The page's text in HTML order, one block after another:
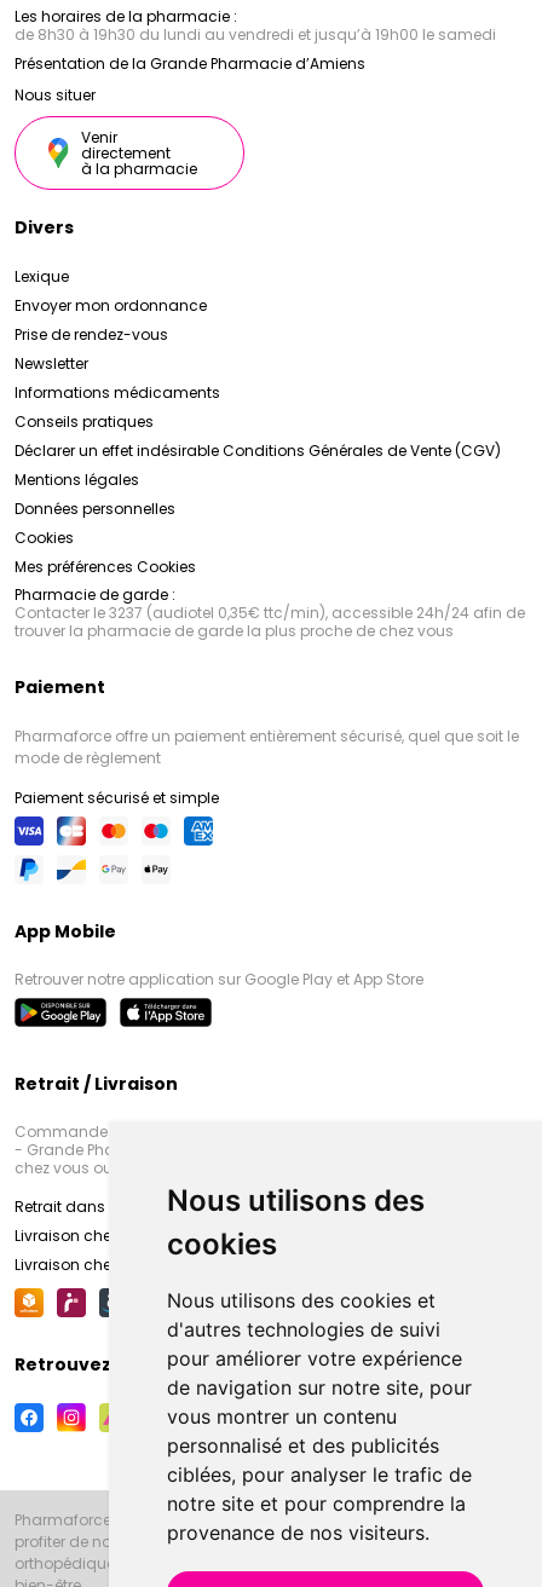
Nous utilisons des
cookies
Nous utilisons des cookies et
d'autres technologies de suivi
pour améliorer votre expérience
de navigation sur notre site, pour
vous montrer un contenu
personnalisé et des publicités
ciblées, pour analyser le trafic de
notre site et pour comprendre la
provenance de nos visiteurs.
Les horaires de la pharmacie :
de 8h30 à 19h30 du lundi au vendredi et jusqu’à 19h00 le samedi
Présentation de la Grande Pharmacie d’Amiens
Nous situer
Venir
directement
à la pharmacie
Divers
Lexique
Envoyer mon ordonnance
Prise de rendez-vous
Newsletter
Informations médicaments
Conseils pratiques
Déclarer un effet indésirableConditions Générales de Vente (CGV)
Mentions légales
Données personnelles
Cookies
Mes préférences Cookies
Pharmacie de garde :
Contacter le 3237 (audiotel 0,35€ ttc/min), accessible 24h/24 afin de
trouver la pharmacie de garde la plus proche de chez vous
Paiement
Pharmaforce offre un paiement entièrement sécurisé, quel que soit le
mode de règlement
Paiement sécurisé et simple
App Mobile
Retrouver notre application sur Google Play et App Store
Retrait / Livraison
Commandez en ligne et venez chercher votre commande à Amiens
- Grande Pharmacie d’Amiens (Fachon) ou recevez-là rapidement
chez vous ou en point retrait
Retrait dans la pharmacie d’Amiens
Livraison chez vous
Livraison chez votre commerçant
Retrouvez-nous sur vos réseaux sociaux
Pharmaforce.fr et la Grande Pharmacie d’Amiens vous souhaitent de
profiter de notre accueil, de nos conseils pharmaceutiques,
orthopédiques, homéopathiques, parapharmaceutiques, beauté et